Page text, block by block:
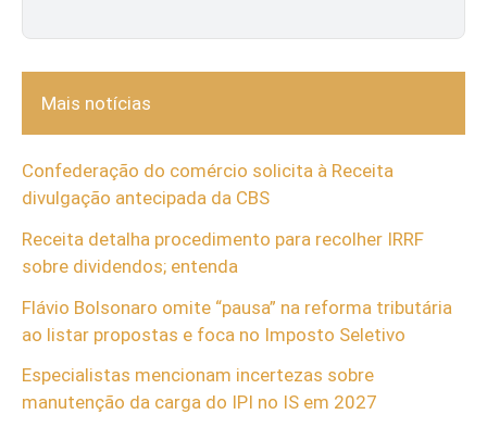
Mais notícias
Confederação do comércio solicita à Receita
divulgação antecipada da CBS
Receita detalha procedimento para recolher IRRF
sobre dividendos; entenda
Flávio Bolsonaro omite “pausa” na reforma tributária
ao listar propostas e foca no Imposto Seletivo
Especialistas mencionam incertezas sobre
manutenção da carga do IPI no IS em 2027